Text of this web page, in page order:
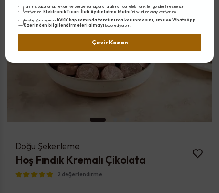
Doğu Şekerleme
Hoş Fındık Kremalı Çikolata
2 değerlendirme
Tanıtım, pazarlama, reklam ve benzeri amaçlarla tarafıma ticari elektronik ileti gönderilmesine izin
veriyorum. Elektronik Ticari İleti Aydınlatma Metni 'ni okudum onay veriyorum.
Paylaştığım bilgilerin KVKK kapsamında tarafınızca korunmasını, sms ve WhatsApp
üzerinden bilgilendirmeleri almayı kabul ediyorum.
Çevir Kazan